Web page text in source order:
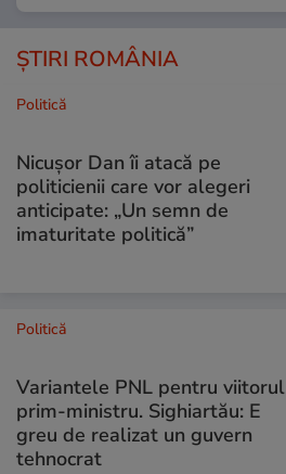
ȘTIRI ROMÂNIA
Politică
Nicușor Dan îi atacă pe
politicienii care vor alegeri
anticipate: „Un semn de
imaturitate politică”
Politică
Variantele PNL pentru viitorul
prim-ministru. Sighiartău: E
greu de realizat un guvern
tehnocrat